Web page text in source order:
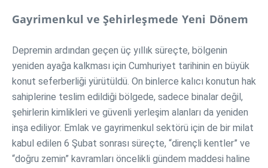
Gayrimenkul ve Şehirleşmede Yeni Dönem
Depremin ardından geçen üç yıllık süreçte, bölgenin
yeniden ayağa kalkması için Cumhuriyet tarihinin en büyük
konut seferberliği yürütüldü. On binlerce kalıcı konutun hak
sahiplerine teslim edildiği bölgede, sadece binalar değil,
şehirlerin kimlikleri ve güvenli yerleşim alanları da yeniden
inşa ediliyor. Emlak ve gayrimenkul sektörü için de bir milat
kabul edilen 6 Şubat sonrası süreçte, “dirençli kentler” ve
“doğru zemin” kavramları öncelikli gündem maddesi haline